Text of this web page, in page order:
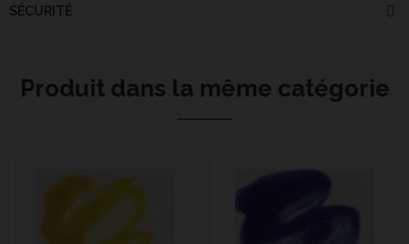
SÉCURITÉ
Produit dans la même catégorie